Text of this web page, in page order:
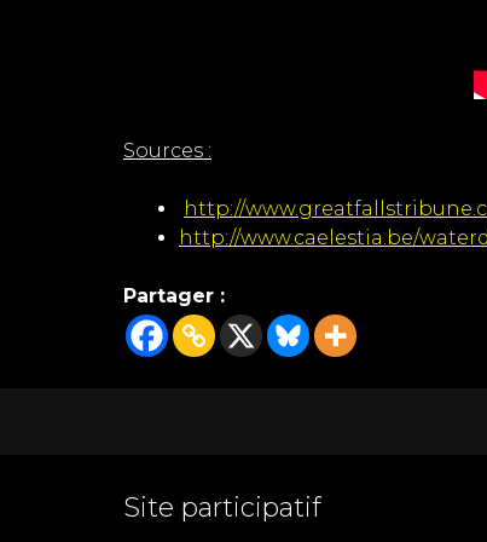
Sources :
http://
http://www.caelestia.be/
Partager :
Site participatif